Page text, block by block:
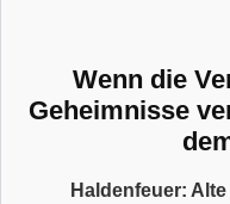
Wenn die
Geheimnisse
Haldenfeuer: